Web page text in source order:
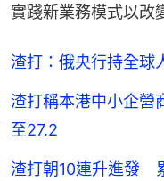
實踐新業務模式以改
渣打：俄央行持全球
渣打稱本港中小企
至27.2
渣打朝10連升進發